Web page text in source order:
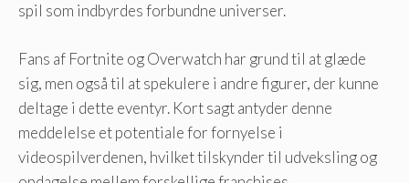
spil som indbyrdes forbundne universer.
Fans af Fortnite og Overwatch har grund til at glæde
sig, men også til at spekulere i andre figurer, der kunne
deltage i dette eventyr. Kort sagt antyder denne
meddelelse et potentiale for fornyelse i
videospilverdenen, hvilket tilskynder til udveksling og